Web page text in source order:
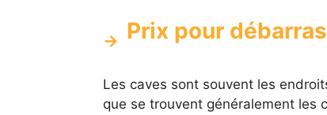
Prix pour
Les caves sont souvent les
que se trouvent généralement les